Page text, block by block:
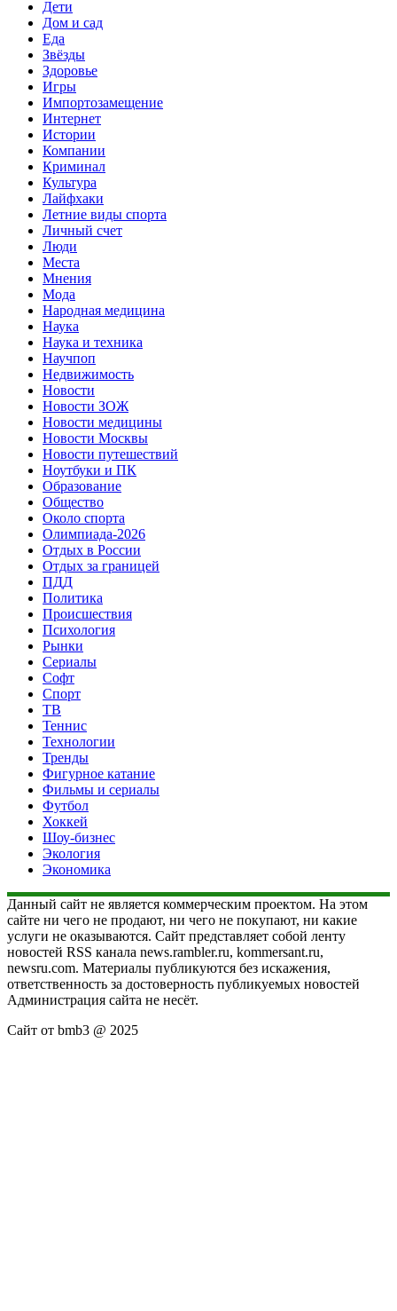
Дети
Дом и сад
Еда
Звёзды
Здоровье
Игры
Импортозамещение
Интернет
Истории
Компании
Криминал
Культура
Лайфхаки
Летние виды спорта
Личный счет
Люди
Места
Мнения
Мода
Народная медицина
Наука
Наука и техника
Научпоп
Недвижимость
Новости
Новости ЗОЖ
Новости медицины
Новости Москвы
Новости путешествий
Ноутбуки и ПК
Образование
Общество
Около спорта
Олимпиада-2026
Отдых в России
Отдых за границей
ПДД
Политика
Происшествия
Психология
Рынки
Сериалы
Софт
Спорт
ТВ
Теннис
Технологии
Тренды
Фигурное катание
Фильмы и сериалы
Футбол
Хоккей
Шоу-бизнес
Экология
Экономика
Данный сайт не является коммерческим проектом. На этом
сайте ни чего не продают, ни чего не покупают, ни какие
услуги не оказываются. Сайт представляет собой ленту
новостей RSS канала news.rambler.ru, kommersant.ru,
newsru.com. Материалы публикуются без искажения,
ответственность за достоверность публикуемых новостей
Администрация сайта не несёт.
Сайт от bmb3 @ 2025